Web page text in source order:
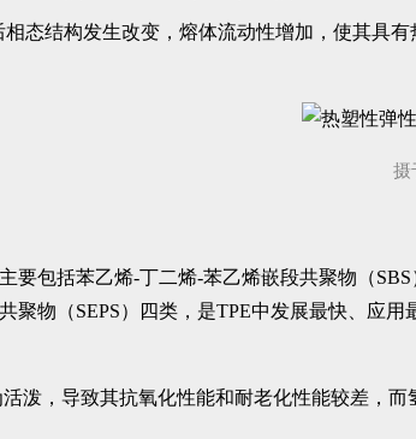
态结构发生改变，熔体流动性增加，使其具
摄
要包括苯乙烯-丁二烯-苯乙烯嵌段共聚物（
聚物（SEPS）四类，是TPE中发展最快、应
泼，导致其抗氧化性能和耐老化性能较差，